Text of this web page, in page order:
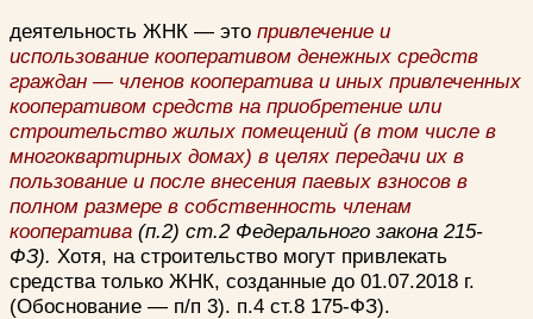
деятельность ЖНК — это привлечение и
использование кооперативом денежных средств
граждан — членов кооператива и иных привлеченных
кооперативом средств на приобретение или
строительство жилых помещений (в том числе в
многоквартирных домах) в целях передачи их в
пользование и после внесения паевых взносов в
полном размере в собственность членам
кооператива (п.2) ст.2 Федерального закона 215-
ФЗ). Хотя, на строительство могут привлекать
средства только ЖНК, созданные до 01.07.2018 г.
(Обоснование — п/п 3). п.4 ст.8 175-ФЗ).